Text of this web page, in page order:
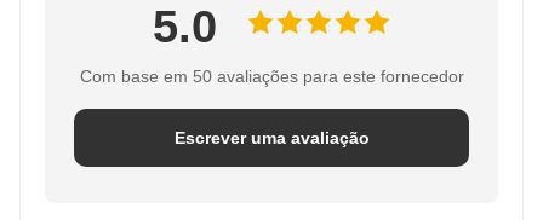
5.0
Com base em 50 avaliações para este fornecedor
Escrever uma avaliação